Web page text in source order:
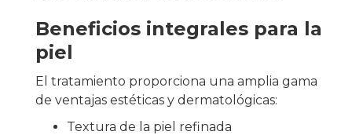
Beneficios integrales para la
piel
El tratamiento proporciona una amplia gama
de ventajas estéticas y dermatológicas:
Textura de la piel refinada